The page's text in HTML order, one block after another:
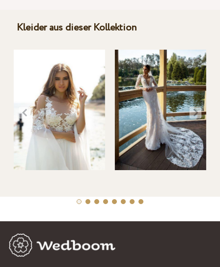
Kleider aus dieser Kollektion